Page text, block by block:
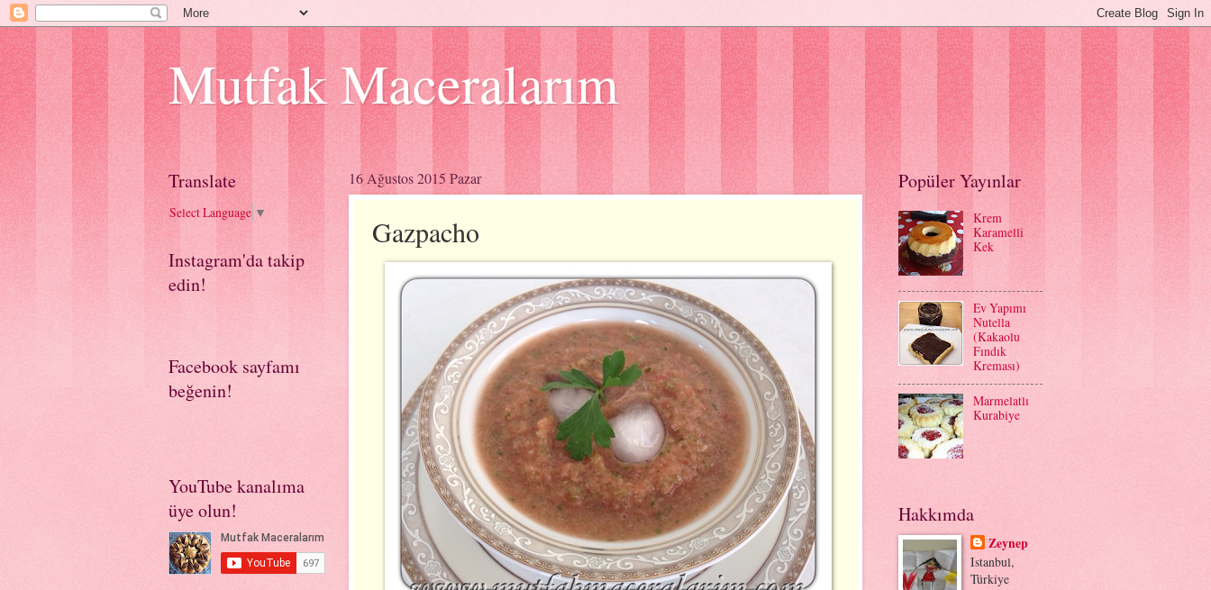
Mutfak Maceralarım
16 Ağustos 2015 Pazar
Gazpacho
Translate
Select Language ▼
Instagram'da takip
edin!
Facebook sayfamı
beğenin!
YouTube kanalıma
üye olun!
Popüler Yayınlar
Krem
Karamelli
Kek
Ev Yapımı
Nutella
(Kakaolu
Fındık
Kreması)
Marmelatlı
Kurabiye
Hakkımda
Zeynep
Istanbul,
Türkiye